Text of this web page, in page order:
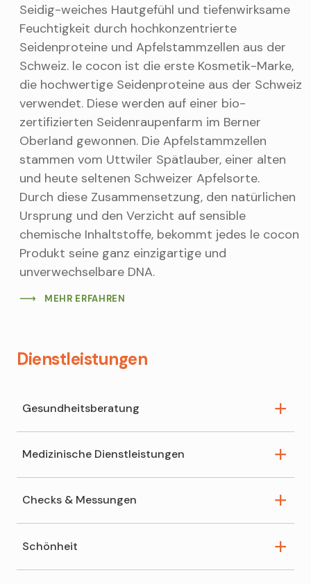
Seidig-weiches Hautgefühl und tiefenwirksame
Feuchtigkeit durch hochkonzentrierte
Seidenproteine und Apfelstammzellen aus der
Schweiz. le cocon ist die erste Kosmetik-Marke,
die hochwertige Seidenproteine aus der Schweiz
verwendet. Diese werden auf einer bio-
zertifizierten Seidenraupenfarm im Berner
Oberland gewonnen. Die Apfelstammzellen
stammen vom Uttwiler Spätlauber, einer alten
und heute seltenen Schweizer Apfelsorte.
Durch diese Zusammensetzung, den natürlichen
Ursprung und den Verzicht auf sensible
chemische Inhaltstoffe, bekommt jedes le cocon
Produkt seine ganz einzigartige und
unverwechselbare DNA.
MEHR ERFAHREN
Dienstleistungen
Gesundheitsberatung
Schüsslersalz-Beratung
Inkontinenzberatung
Spagyrik-Beratung
Medizinische Dienstleistungen
Wundversorgung
Checks & Messungen
Blutdruck messen
Schönheit